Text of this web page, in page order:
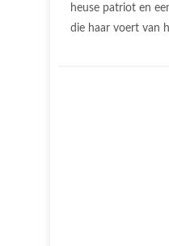
heuse patriot en
die haar voert van